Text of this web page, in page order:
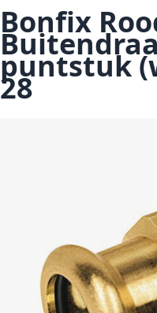
Bonfix
puntstuk
28